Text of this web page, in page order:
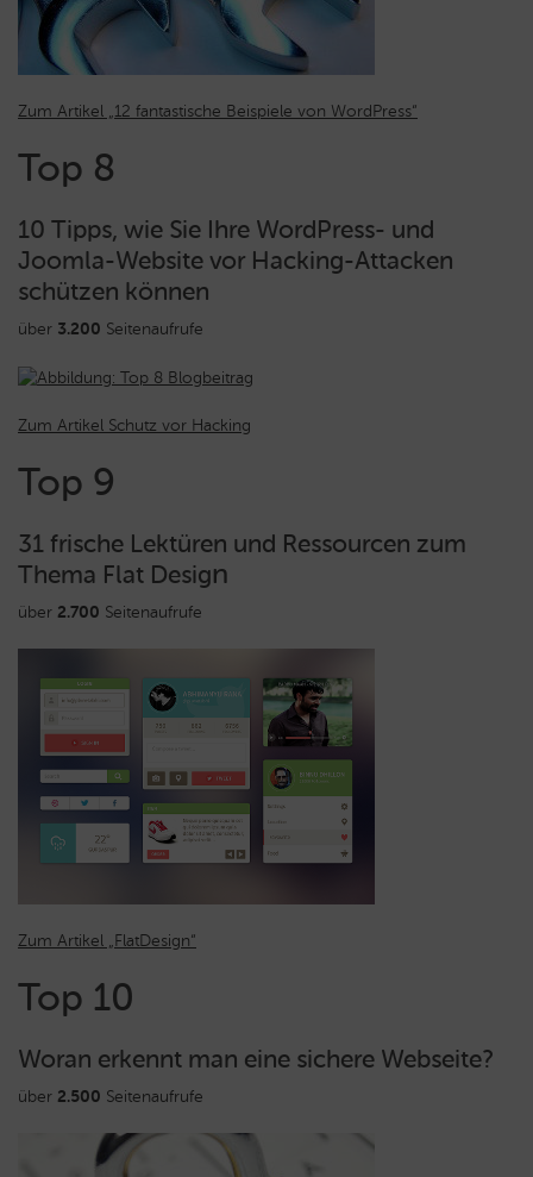
Zum Artikel „12 fantastische Beispiele von WordPress“
Top 8
10 Tipps, wie Sie Ihre WordPress- und
Joomla-Website vor Hacking-Attacken
schützen können
über 3.200 Seitenaufrufe
Zum Artikel Schutz vor Hacking
Top 9
31 frische Lektüren und Ressourcen zum
Thema Flat Design
über 2.700 Seitenaufrufe
Zum Artikel „FlatDesign“
Top 10
Woran erkennt man eine sichere Webseite?
über 2.500 Seitenaufrufe